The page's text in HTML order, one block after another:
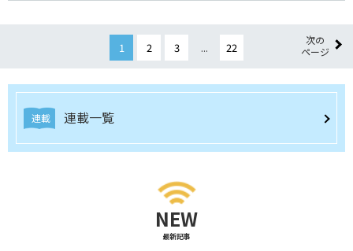
1 2 3 ... 22
次の
ページ
連載 連載一覧
NEW
最新記事